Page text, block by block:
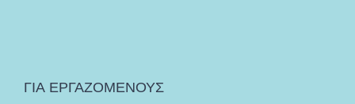
ΓΙΑ ΕΡΓΑΖΟΜΕΝΟΥΣ